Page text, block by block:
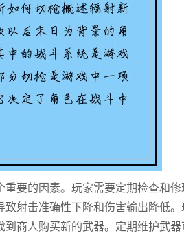
要的因素。玩家需要定期检查和修
射击准确性下降和伤害输出降低
商人购买新的武器。定期维护武